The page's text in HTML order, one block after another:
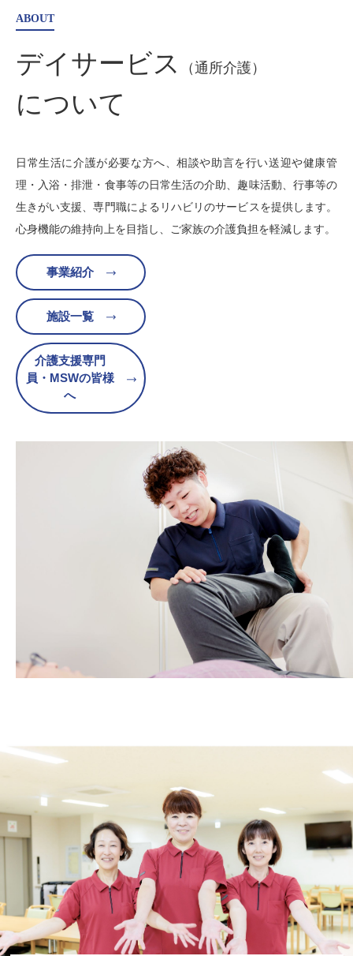
ABOUT
デイサービス （通所介護）
について
日常生活に介護が必要な方へ、相談や助言を行い送迎や健康管
理・入浴・排泄・食事等の日常生活の介助、趣味活動、行事等の
生きがい支援、専門職によるリハビリのサービスを提供します。
心身機能の維持向上を目指し、ご家族の介護負担を軽減します。
事業紹介
施設一覧
介護支援専門
員・MSWの皆様
へ